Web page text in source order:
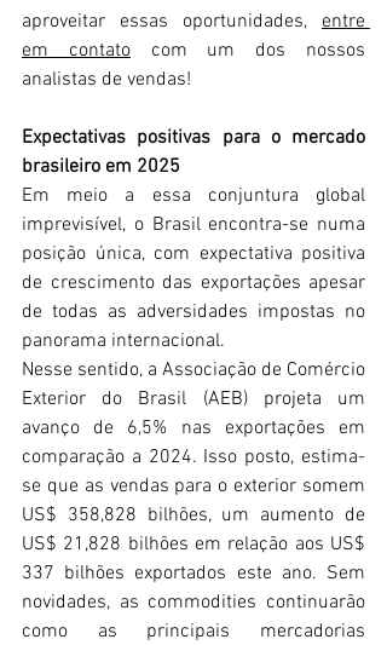
aproveitar essas oportunidades, entre
em contato com um dos nossos
analistas de vendas!
Expectativas positivas para o mercado
brasileiro em 2025
Em meio a essa conjuntura global
imprevisível, o Brasil encontra-se numa
posição única, com expectativa positiva
de crescimento das exportações apesar
de todas as adversidades impostas no
panorama internacional.
Nesse sentido, a Associação de Comércio
Exterior do Brasil (AEB) projeta um
avanço de 6,5% nas exportações em
comparação a 2024. Isso posto, estima-
se que as vendas para o exterior somem
US$ 358,828 bilhões, um aumento de
US$ 21,828 bilhões em relação aos US$
337 bilhões exportados este ano. Sem
novidades, as commodities continuarão
como as principais mercadorias